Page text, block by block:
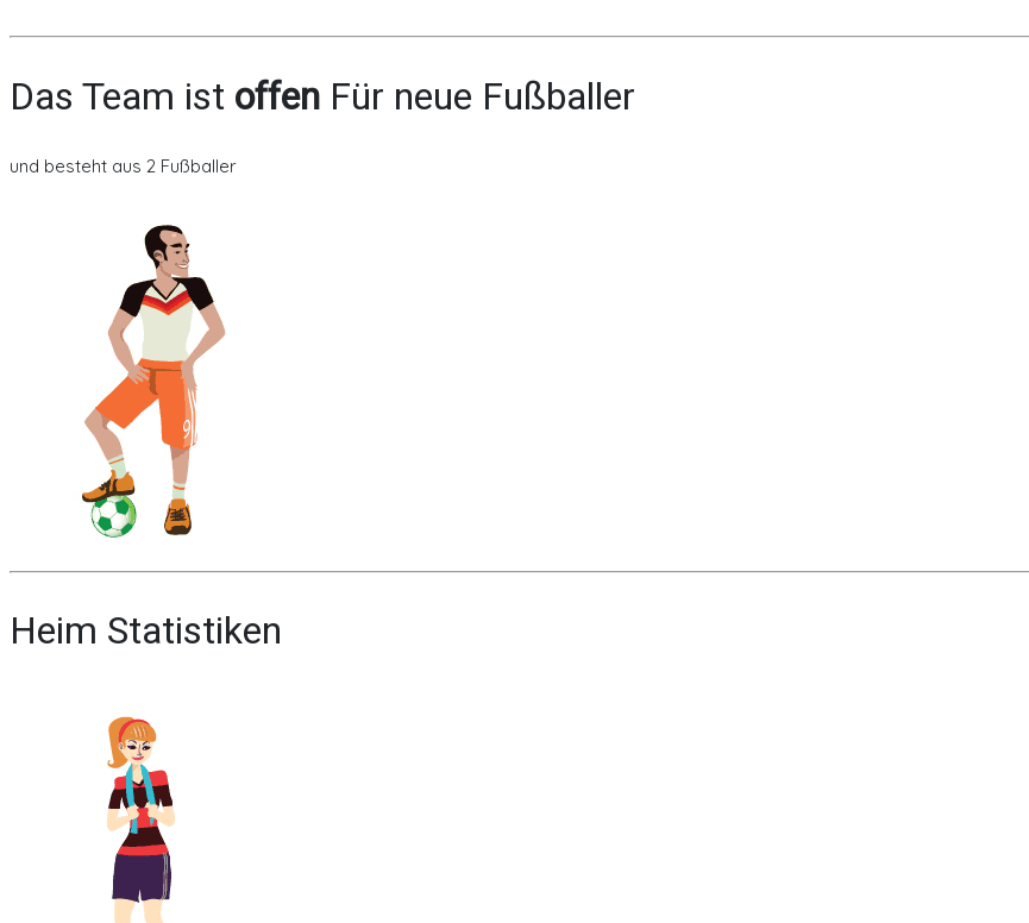
Das Team ist offen Für neue Fußballer
und besteht aus 2 Fußballer
Heim Statistiken